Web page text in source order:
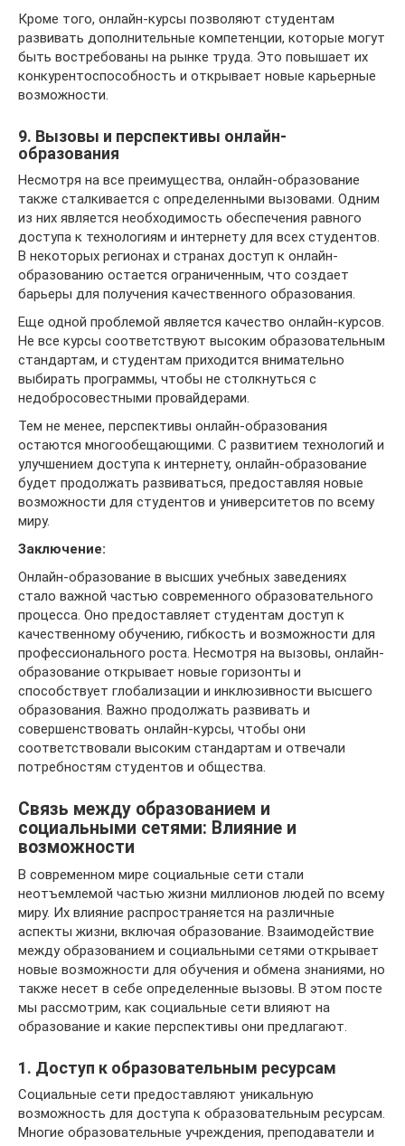
Кроме того, онлайн-курсы позволяют студентам
развивать дополнительные компетенции, которые могут
быть востребованы на рынке труда. Это повышает их
конкурентоспособность и открывает новые карьерные
возможности.
9. Вызовы и перспективы онлайн-
образования
Несмотря на все преимущества, онлайн-образование
также сталкивается с определенными вызовами. Одним
из них является необходимость обеспечения равного
доступа к технологиям и интернету для всех студентов.
В некоторых регионах и странах доступ к онлайн-
образованию остается ограниченным, что создает
барьеры для получения качественного образования.
Еще одной проблемой является качество онлайн-курсов.
Не все курсы соответствуют высоким образовательным
стандартам, и студентам приходится внимательно
выбирать программы, чтобы не столкнуться с
недобросовестными провайдерами.
Тем не менее, перспективы онлайн-образования
остаются многообещающими. С развитием технологий и
улучшением доступа к интернету, онлайн-образование
будет продолжать развиваться, предоставляя новые
возможности для студентов и университетов по всему
миру.
Заключение:
Онлайн-образование в высших учебных заведениях
стало важной частью современного образовательного
процесса. Оно предоставляет студентам доступ к
качественному обучению, гибкость и возможности для
профессионального роста. Несмотря на вызовы, онлайн-
образование открывает новые горизонты и
способствует глобализации и инклюзивности высшего
образования. Важно продолжать развивать и
совершенствовать онлайн-курсы, чтобы они
соответствовали высоким стандартам и отвечали
потребностям студентов и общества.
Связь между образованием и
социальными сетями: Влияние и
возможности
В современном мире социальные сети стали
неотъемлемой частью жизни миллионов людей по всему
миру. Их влияние распространяется на различные
аспекты жизни, включая образование. Взаимодействие
между образованием и социальными сетями открывает
новые возможности для обучения и обмена знаниями, но
также несет в себе определенные вызовы. В этом посте
мы рассмотрим, как социальные сети влияют на
образование и какие перспективы они предлагают.
1. Доступ к образовательным ресурсам
Социальные сети предоставляют уникальную
возможность для доступа к образовательным ресурсам.
Многие образовательные учреждения, преподаватели и